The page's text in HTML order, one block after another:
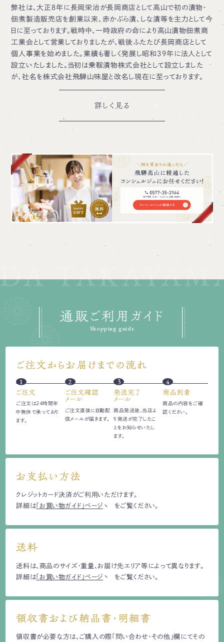
弊社は、大正８年に長岡栄治が長岡商店として高山で初の漬物・
佃煮製造販売店を創業以来、赤かぶら漬、しな漬等を主力として今
日に至っております。戦時中、一時政府の命により高山漬物佃煮商
工業会として営業しておりましたが、戦後ふたたび長岡商店として
個人事業を始めました。業績も著しく発展し昭和３９年に法人として
設立いたしました。当初は乗鞍漬物株式会社として設立しました
が、社名を株式会社飛騨山味屋と改名し現在に至っております。
詳しく見る
通販ご利用ガイド
Shopping guide
ご注文からお届けまでの流れ
1
ご注文
ご注文は24時間年
中無休で承っており
ます。
2
ご注文確認
メール
ご注文直後に自動配
信 メールが届きます。
3
発送完了
メール
商品発送後、当店よ
り発送が完了したこ
とをお知らせいたし
ます。
4
商品到着
商品の内容をご確
認ください。
お支払い方法
クレジットカード決済がご利用いただけます。
詳細は 「お買い物ガイド」ページ をご覧ください。
送料
送料は、商品のサイズ・重量、お届け先エリア等によって異なります。
詳細は「お買い物ガイド」ページ をご覧ください。
領収書および納品書・明細書
領収書が必要な方は、ご購入の際「問い合わせ・その他」欄にてその